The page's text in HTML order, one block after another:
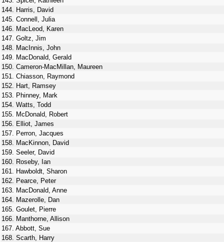
144. Harris, David
145. Connell, Julia
146. MacLeod, Karen
147. Goltz, Jim
148. MacInnis, John
149. MacDonald, Gerald
150. Cameron-MacMillan, Maureen
151. Chiasson, Raymond
152. Hart, Ramsey
153. Phinney, Mark
154. Watts, Todd
155. McDonald, Robert
156. Elliot, James
157. Perron, Jacques
158. MacKinnon, David
159. Seeler, David
160. Roseby, Ian
161. Hawboldt, Sharon
162. Pearce, Peter
163. MacDonald, Anne
164. Mazerolle, Dan
165. Goulet, Pierre
166. Manthorne, Allison
167. Abbott, Sue
168. Scarth, Harry